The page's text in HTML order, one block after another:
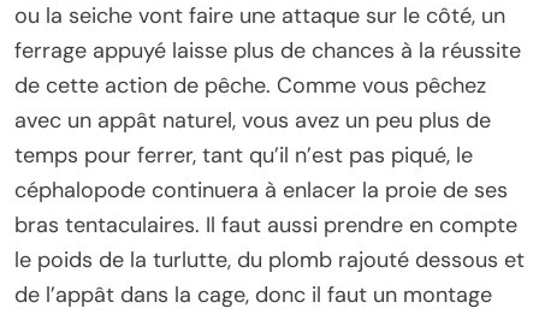
ou la seiche vont faire une attaque sur le côté, un
ferrage appuyé laisse plus de chances à la réussite
de cette action de pêche. Comme vous pêchez
avec un appât naturel, vous avez un peu plus de
temps pour ferrer, tant qu’il n’est pas piqué, le
céphalopode continuera à enlacer la proie de ses
bras tentaculaires. Il faut aussi prendre en compte
le poids de la turlutte, du plomb rajouté dessous et
de l’appât dans la cage, donc il faut un montage